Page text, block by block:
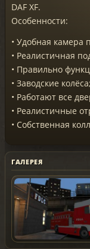
DAF XF.
Особенности:
• Удобная камера
• Реалистичная
• Правильно
• Заводские колёса;
• Работают все
• Реалистичные
• Собственная
ГАЛЕРЕЯ